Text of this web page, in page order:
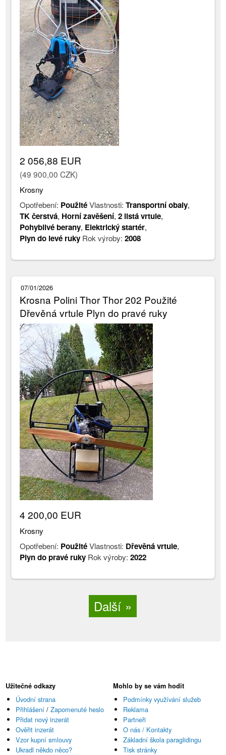
2 056,88 EUR
(49 900,00 CZK)
Krosny
Opotřebení: PoužitéVlastnosti:Transportní obaly,
TK čerstvá, Horní zavěšení,2 listá vrtule,
Pohyblivé berany, Elektrický startér,
Plyn do levé ruky Rok výroby:2008
07/01/2026
Krosna Polini Thor Thor 202 Použité
Dřevěná vrtule Plyn do pravé ruky
4 200,00 EUR
Krosny
Opotřebení: PoužitéVlastnosti: Dřevěná vrtule,
Plyn do pravé ruky Rok výroby:2022
Další
Užitečné odkazy
Úvodní strana
Přihlášení /Zapomenuté heslo
Přidat nový inzerát
Ověřit inzerát
Vzor kupní smlouvy
Ukradl někdo něco?
Mohlo by se vám hodit
Podmínky využívání služeb
Reklama
Partneři
O nás / Kontakty
Základní škola paraglidingu
Tisk stránky